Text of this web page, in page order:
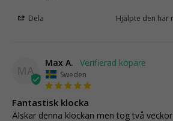
Dela Hjälpte den här
MA
Max A.
Sweden
Fantastisk klocka
Älskar denna klockan men tog två